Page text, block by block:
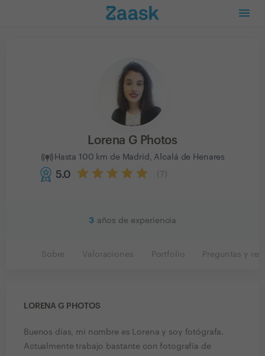
Lorena G Photos
Hasta 100 km de Madrid, Alcalá de Henares
5.0 7
3 años de experiencia
Sobre Valoraciones Portfolio Preguntas y
LORENA G PHOTOS
Buenos días, mi nombre es Lorena y soy fotógrafa.
Actualmente trabajo bastante con fotografía de